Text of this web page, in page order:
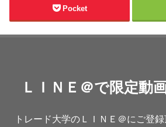
Pocket
ＬＩＮＥ＠で限定動
トレード大学のＬＩＮＥ＠にご登